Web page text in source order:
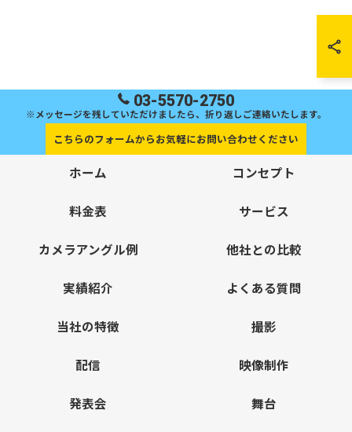
03-5570-2750
※メッセージを残していただけましたら、折り返しご連絡いたします。
こちらのフォームからお気軽にお問い合わせください
ホーム コンセプト
料金表 サービス
カメラアングル例 他社との比較
実績紹介 よくある質問
当社の特徴 撮影
配信 映像制作
発表会 舞台